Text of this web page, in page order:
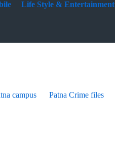
Life Style & Entertainment
campus Patna Crime files